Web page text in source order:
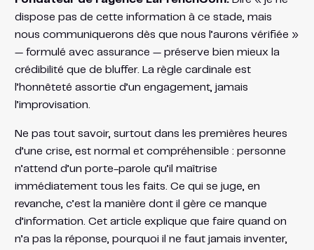
dispose pas de cette information à ce stade, mais
nous communiquerons dès que nous l’aurons vérifiée »
— formulé avec assurance — préserve bien mieux la
crédibilité que de bluffer. La règle cardinale est
l’honnêteté assortie d’un engagement, jamais
l’improvisation.
Ne pas tout savoir, surtout dans les premières heures
d’une crise, est normal et compréhensible : personne
n’attend d’un porte-parole qu’il maîtrise
immédiatement tous les faits. Ce qui se juge, en
revanche, c’est la manière dont il gère ce manque
d’information. Cet article explique que faire quand on
n’a pas la réponse, pourquoi il ne faut jamais inventer,